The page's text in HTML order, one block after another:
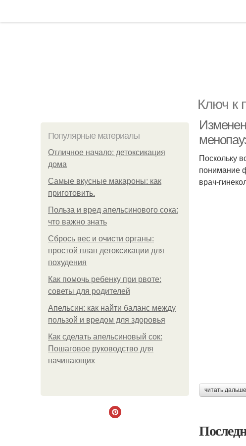
Ключ к
Популярные материалы
Отличное начало: детоксикация
дома
Самые вкусные макароны: как
приготовить.
Польза и вред апельсинового сока:
что важно знать
Сбрось вес и очисти органы:
простой план детоксикации для
похудения
Как помочь ребенку при рвоте:
советы для родителей
Апельсин: как найти баланс между
пользой и вредом для здоровья
Как сделать апельсиновый сок:
Пошаговое руководство для
начинающих
Поскольку
понимание
врач-
читать